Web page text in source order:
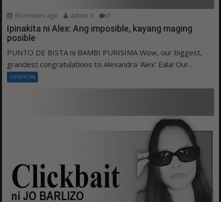
60 minutes ago admin 3 0
Ipinakita ni Alex: Ang imposible, kayang maging
posible
PUNTO DE BISTA ni BAMBI PURISIMA Wow, our biggest,
grandest congratulations to Alexandra ‘Alex’ Eala! Our...
OPINYON